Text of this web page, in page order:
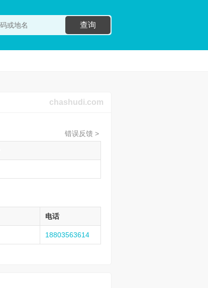
查询
chashudi.com
错误反馈 >
电话
18803563614